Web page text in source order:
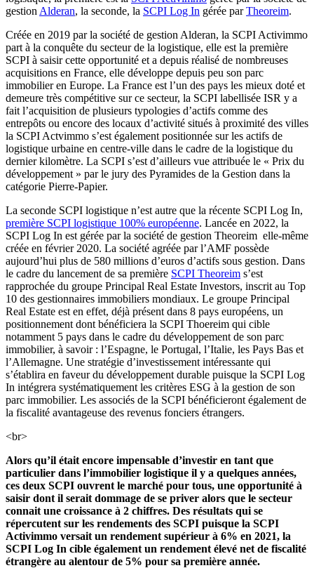
gestion Alderan, la seconde, la SCPI Log In gérée parTheoreim.
Créée en 2019 par la société de gestion Alderan, la SCPI Activimmo
part à la conquête du secteur de la logistique, elle est la première
SCPI à saisir cette opportunité et a depuis réalisé de nombreuses
acquisitions en France, elle développe depuis peu son parc
immobilier en Europe. La France est l’un des pays les mieux doté et
demeure très compétitive sur ce secteur, la SCPI labellisée ISR y a
fait l’acquisition de plusieurs typologies d’actifs comme des
entrepôts ou encore des locaux d’activité situés à proximité des villes
la SCPI Actvimmo s’est également positionnée sur les actifs de
logistique urbaine en centre-ville dans le cadre de la logistique du
dernier kilomètre. La SCPI s’est d’ailleurs vue attribuée le « Prix du
développement » par le jury des Pyramides de la Gestion dans la
catégorie Pierre-Papier.
La seconde SCPI logistique n’est autre que la récente SCPI Log In,
première SCPI logistique 100% européenne. Lancée en 2022, la
SCPI Log In est gérée par la société de gestion Theoreim elle-même
créée en février 2020. La société agréée par l’AMF possède
aujourd’hui plus de 580 millions d’euros d’actifs sous gestion. Dans
le cadre du lancement de sa première SCPI Theoreim s’est
rapprochée du groupe Principal Real Estate Investors, inscrit au Top
10 des gestionnaires immobiliers mondiaux. Le groupe Principal
Real Estate est en effet, déjà présent dans 8 pays européens, un
positionnement dont bénéficiera la SCPI Thoereim qui cible
notamment 5 pays dans le cadre du développement de son parc
immobilier, à savoir : l’Espagne, le Portugal, l’Italie, les Pays Bas et
l’Allemagne. Une stratégie d’investissement intéressante qui
s’établira en faveur du développement durable puisque la SCPI Log
In intégrera systématiquement les critères ESG à la gestion de son
parc immobilier. Les associés de la SCPI bénéficieront également de
la fiscalité avantageuse des revenus fonciers étrangers.
<br>
Alors qu’il était encore impensable d’investir en tant que
particulier dans l’immobilier logistique il y a quelques années,
ces deux SCPI ouvrent le marché pour tous, une opportunité à
saisir dont il serait dommage de se priver alors que le secteur
connait une croissance à 2 chiffres. Des résultats qui se
répercutent sur les rendements des SCPI puisque la SCPI
Activimmo versait un rendement supérieur à 6% en 2021, la
SCPI Log In cible également un rendement élevé net de fiscalité
étrangère au alentour de 5% pour sa première année.